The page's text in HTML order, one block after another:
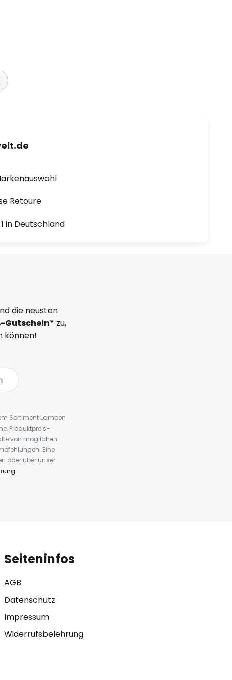
Retoure
in Deutschland
die neusten
-Gutschein* zu,
können!
Sortiment Lampen
Produktpreis-
von möglichen
Eine
oder über unser
.
Seiteninfos
AGB
Datenschutz
Impressum
Widerrufsbelehrung